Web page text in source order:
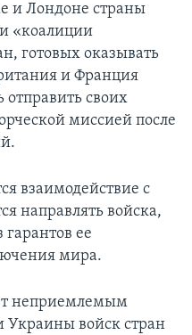
и Лондоне страны
«коалиции
готовых оказывать
и Франция
отправить своих
миссией после
взаимодействие с
направлять войска,
ее
мира.
неприемлемым
Украины войск стран